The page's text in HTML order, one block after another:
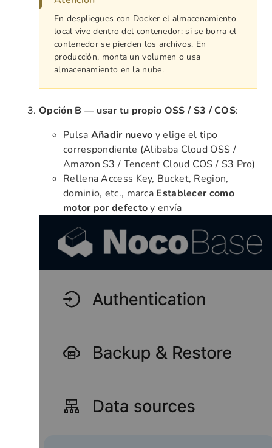
En despliegues con Docker el almacenamiento
local vive dentro del contenedor: si se borra el
contenedor se pierden los archivos. En
producción, monta un volumen o usa
almacenamiento en la nube.
Opción B — usar tu propio OSS / S3 / COS:
Pulsa Añadir nuevo y elige el tipo
correspondiente (Alibaba Cloud OSS /
Amazon S3 / Tencent Cloud COS / S3 Pro)
Rellena Access Key, Bucket, Region,
dominio, etc., marca Establecer como
motor por defectoy envía